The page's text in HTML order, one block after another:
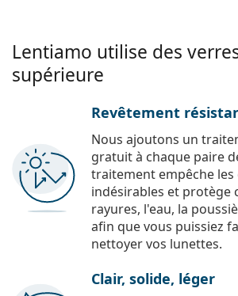
Lentiamo utilise des
supérieure
Revêtement
Nous ajoutons un
gratuit à chaque paire
traitement empêche
indésirables et protège
rayures, l'eau, la
afin que vous puissiez
nettoyer vos lunettes.
Clair, solide, léger